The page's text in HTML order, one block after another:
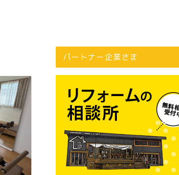
パートナー企業さま